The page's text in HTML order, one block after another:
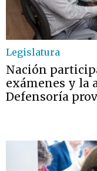
Legislatura
Nación
exámenes y la
Defensoría